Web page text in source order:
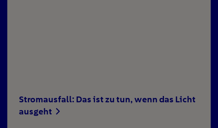
Stromausfall: Das ist zu tun, wenn das Licht
ausgeht